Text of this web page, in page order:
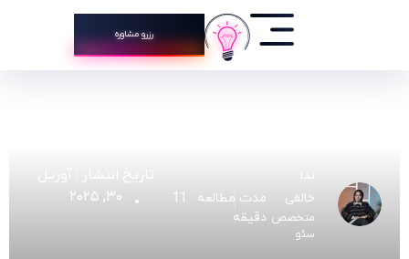
رزرو مشاوره
خالقی
متخصص
سئو
مدت مطالعه : 11
دقیقه
۳۰, ۲۰۲۵